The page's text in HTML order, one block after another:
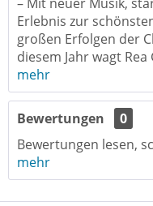
Erlebnis zur
großen Erfolgen der
diesem Jahr wagt
mehr
Bewertungen
0
Bewertungen lesen,
mehr